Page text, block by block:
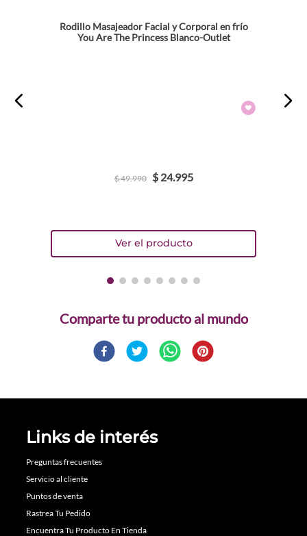
Rodillo Masajeador Facial y Corporal en frío
You Are The Princess Blanco-Outlet
$49.990 $ 24.995
Comparte
Links de interés
Preguntas frecuentes
Servicio al cliente
Puntos de venta
Rastrea Tu Pedido
Encuentra Tu Producto En Tienda